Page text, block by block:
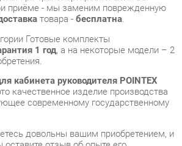
кабинета руководителя POINTEX
качественное изделие производства
довольны вашим приобретением, и
отзыв об опыте его
поможет сориентироваться нашим
связиполучить развёрнутую
видеообзор продукции вы можете по
и через мессенджеры